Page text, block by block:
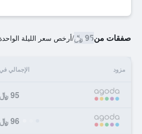
صفقات من95 ﷼ /أرخص سعر الليلة
مزود الإجمالي في
95 ﷼
96 ﷼